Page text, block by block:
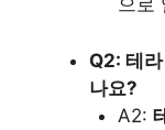
으로
Q2: 테
나요?
A2: